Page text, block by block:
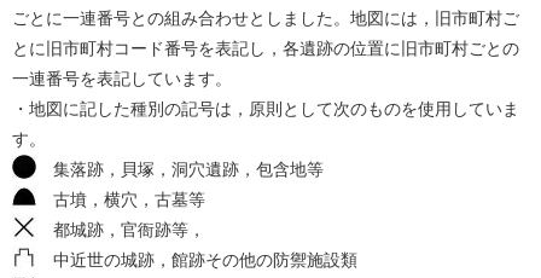
ごとに一連番号との組み合わせとしました。地図には，旧市町村ご
とに旧市町村コード番号を表記し，各遺跡の位置に旧市町村ごとの
一連番号を表記しています。
・地図に記した種別の記号は，原則として次のものを使用していま
す。
集落跡，貝塚，洞穴遺跡，包含地等
古墳，横穴，古墓等
都城跡，官衙跡等，
中近世の城跡，館跡その他の防禦施設類